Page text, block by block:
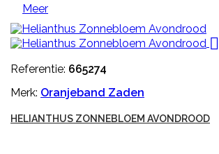
Meer

Referentie: 665274
Merk: Oranjeband Zaden
HELIANTHUS ZONNEBLOEM AVONDROOD